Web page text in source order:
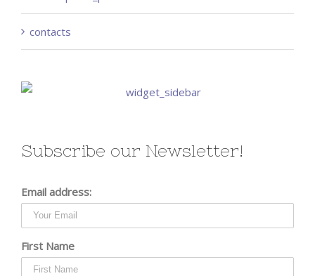
contacts
Subscribe our Newsletter!
Email address:
First Name